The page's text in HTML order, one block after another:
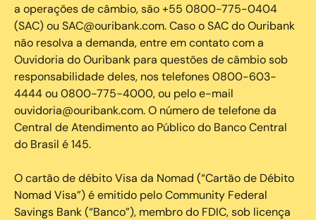
a operações de câmbio, são +55 0800-775-0404
(SAC) ou SAC@ouribank.com. Caso o SAC do Ouribank
não resolva a demanda, entre em contato com a
Ouvidoria do Ouribank para questões de câmbio sob
responsabilidade deles, nos telefones 0800-603-
4444 ou 0800-775-4000, ou pelo e-mail
ouvidoria@ouribank.com. O número de telefone da
Central de Atendimento ao Público do Banco Central
do Brasil é 145.
O cartão de débito Visa da Nomad (“Cartão de Débito
Nomad Visa”) é emitido pelo Community Federal
Savings Bank (“Banco”), membro do FDIC, sob licença